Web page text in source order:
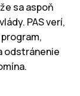
sa aspoň
PAS verí,
odstránenie